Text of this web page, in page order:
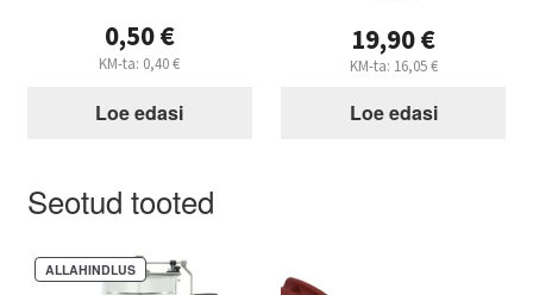
0,50€
KM-ta: 0,40€
Loe edasi
19,90€
KM-ta: 16,05€
Loe edasi
Seotud tooted
ALLAHINDLUS